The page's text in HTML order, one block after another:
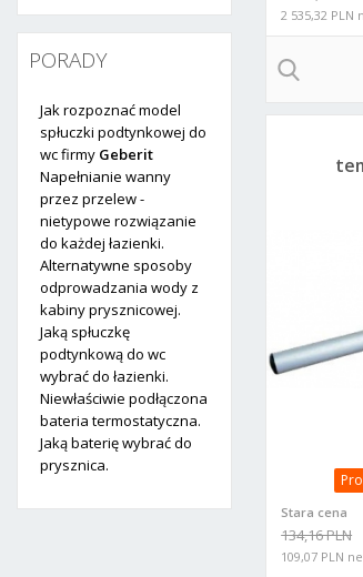
PORADY
Jak rozpoznać model
spłuczki podtynkowej do
wc firmy Geberit
Napełnianie wanny
przez przelew -
nietypowe rozwiązanie
do każdej łazienki.
Alternatywne sposoby
odprowadzania wody z
kabiny prysznicowej.
Jaką spłuczkę
podtynkową do wc
wybrać do łazienki.
Niewłaściwie podłączona
bateria termostatyczna.
Jaką baterię wybrać do
prysznica.
2 535,32 PLN
Stara cena
134,16 PLN
109,07 PLN